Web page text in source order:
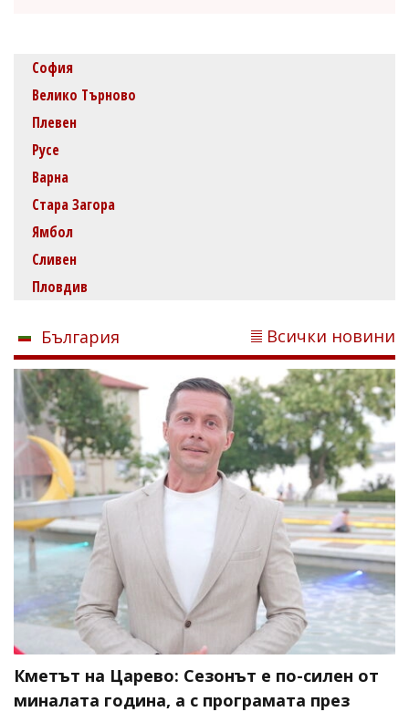
София
Велико Търново
Плевен
Русе
Варна
Стара Загора
Ямбол
Сливен
Пловдив
България Всички новини
Кметът на Царево: Сезонът е по-силен от
миналата година, а с програмата през